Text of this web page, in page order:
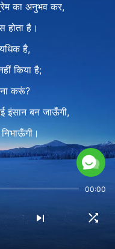
का अनुभव कर,
है।
है,
किया है;
करूं?
इंसान बन जाऊँगी,
के प्रेम का,
के लिए
00:00